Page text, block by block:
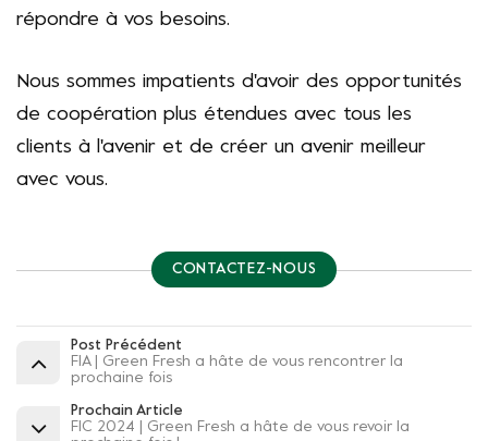
répondre à vos besoins.
Nous sommes impatients d'avoir des opportunités
de coopération plus étendues avec tous les
clients à l'avenir et de créer un avenir meilleur
avec vous.
CONTACTEZ-NOUS
Post Précédent
FIA | Green Fresh a hâte de vous rencontrer la
prochaine fois
Prochain Article
FIC 2024 | Green Fresh a hâte de vous revoir la